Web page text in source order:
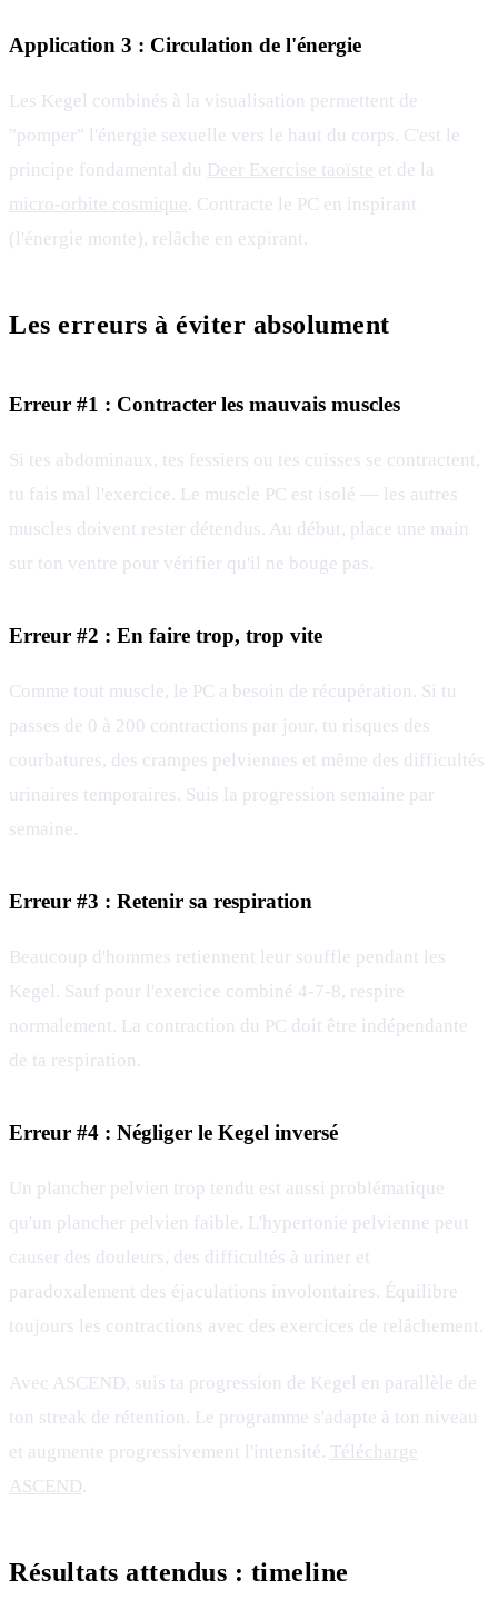
Application 3 : Circulation de l'énergie
Les Kegel combinés à la visualisation permettent de
"pomper" l'énergie sexuelle vers le haut du corps. C'est le
principe fondamental du Deer Exercise taoïste et de la
micro-orbite cosmique. Contracte le PC en inspirant
(l'énergie monte), relâche en expirant.
Les erreurs à éviter absolument
Erreur #1 : Contracter les mauvais muscles
Si tes abdominaux, tes fessiers ou tes cuisses se contractent,
tu fais mal l'exercice. Le muscle PC est isolé — les autres
muscles doivent rester détendus. Au début, place une main
sur ton ventre pour vérifier qu'il ne bouge pas.
Erreur #2 : En faire trop, trop vite
Comme tout muscle, le PC a besoin de récupération. Si tu
passes de 0 à 200 contractions par jour, tu risques des
courbatures, des crampes pelviennes et même des difficultés
urinaires temporaires. Suis la progression semaine par
semaine.
Erreur #3 : Retenir sa respiration
Beaucoup d'hommes retiennent leur souffle pendant les
Kegel. Sauf pour l'exercice combiné 4-7-8, respire
normalement. La contraction du PC doit être indépendante
de ta respiration.
Erreur #4 : Négliger le Kegel inversé
Un plancher pelvien trop tendu est aussi problématique
qu'un plancher pelvien faible. L'hypertonie pelvienne peut
causer des douleurs, des difficultés à uriner et
paradoxalement des éjaculations involontaires. Équilibre
toujours les contractions avec des exercices de relâchement.
Avec ASCEND, suis ta progression de Kegel en parallèle de
ton streak de rétention. Le programme s'adapte à ton niveau
et augmente progressivement l'intensité. Télécharge
ASCEND.
Résultats attendus : timeline